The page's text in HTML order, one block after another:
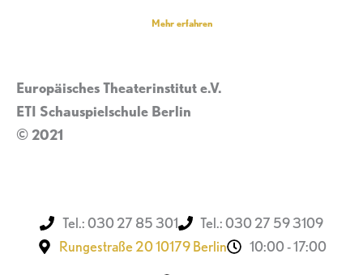
Mehr erfahren
Europäisches Theaterinstitut e.V.
ETI Schauspielschule Berlin
© 2021
Tel.: 030 27 85 301
Tel.: 030 27 59 3109
Rungestraße 20 10179 Berlin
10:00 - 17:00